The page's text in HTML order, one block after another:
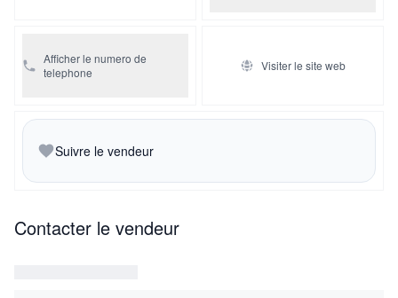
Afficher le numero de
telephone
Visiter le site web
Suivre le vendeur
Contacter le vendeur